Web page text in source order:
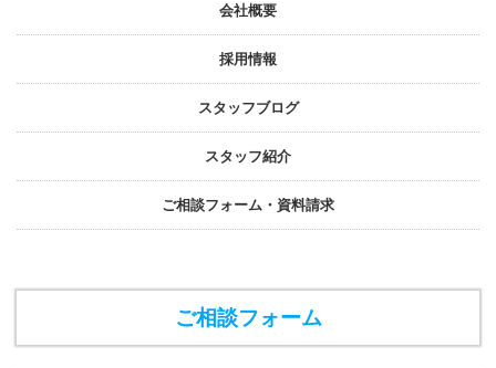
会社概要
採⽤情報
スタッフブログ
スタッフ紹介
ご相談フォーム・資料請求
ご相談フォーム